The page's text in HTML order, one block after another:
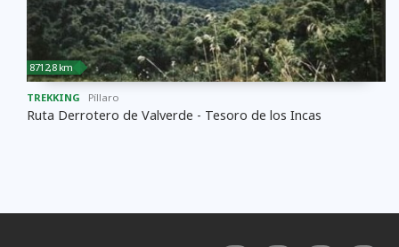
8712,8 km
TREKKING Píllaro
Ruta Derrotero de Valverde - Tesoro de los Incas